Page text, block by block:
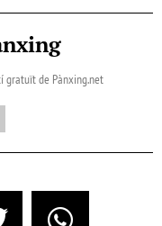
gratuït de Pànxing.net​